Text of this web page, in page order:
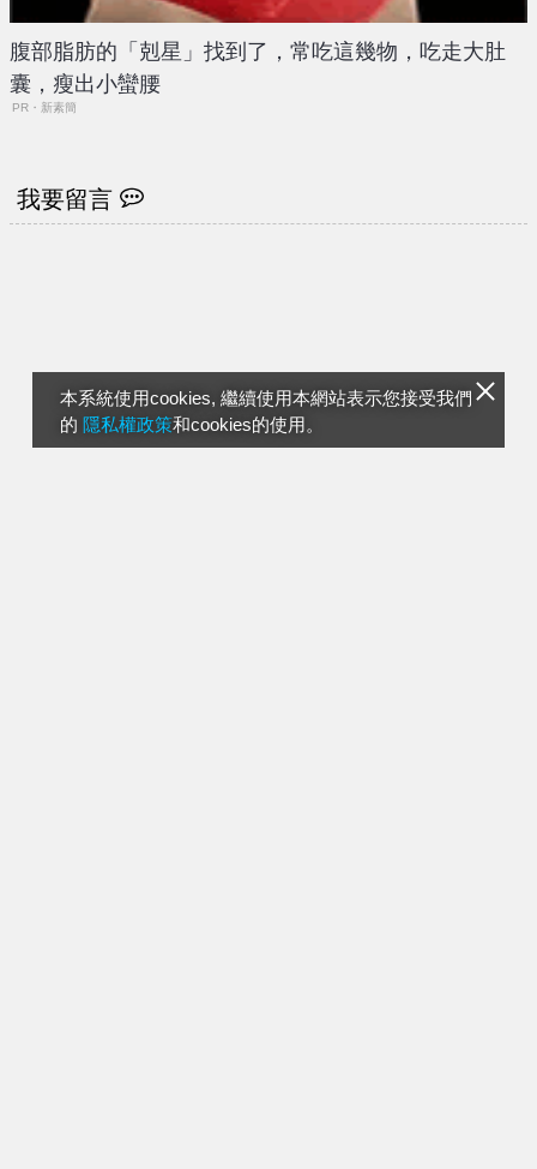
本系統使用cookies, 繼續使用本網站表示您接受我們
的 隱私權政策和cookies的使用。
腹部脂肪的「剋星」找到了，常吃這幾物，吃走大肚
囊，瘦出小蠻腰
PR・新素簡
我要留言